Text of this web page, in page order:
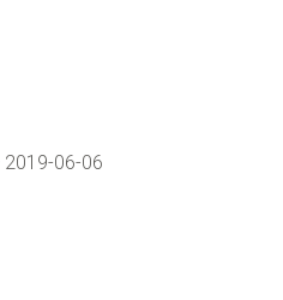
2019-06-06